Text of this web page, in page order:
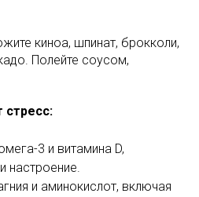
киноа, шпинат, брокколи,
Полейте соусом,
стресс:
3 и витамина D,
настроение.
и аминокислот, включая